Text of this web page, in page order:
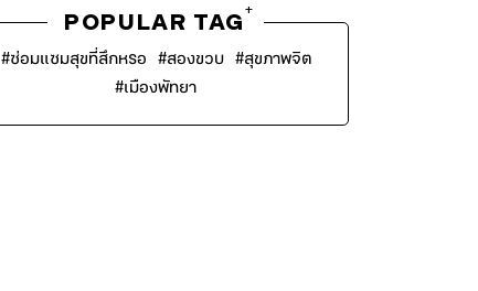
POPULAR TAG
+
#ซ่อมแซมสุขที่สึกหรอ #สองขวบ #สุขภาพจิต
#เมืองพัทยา